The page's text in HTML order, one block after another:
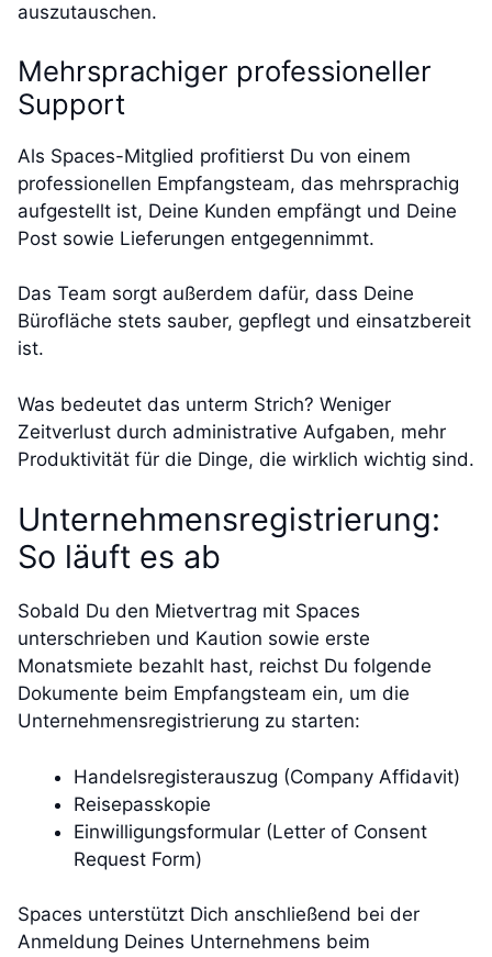
auszutauschen.
Mehrsprachiger professioneller
Support
Als Spaces-Mitglied profitierst Du von einem
professionellen Empfangsteam, das mehrsprachig
aufgestellt ist, Deine Kunden empfängt und Deine
Post sowie Lieferungen entgegennimmt.
Das Team sorgt außerdem dafür, dass Deine
Bürofläche stets sauber, gepflegt und einsatzbereit
ist.
Was bedeutet das unterm Strich? Weniger
Zeitverlust durch administrative Aufgaben, mehr
Produktivität für die Dinge, die wirklich wichtig sind.
Unternehmensregistrierung:
So läuft es ab
Sobald Du den Mietvertrag mit Spaces
unterschrieben und Kaution sowie erste
Monatsmiete bezahlt hast, reichst Du folgende
Dokumente beim Empfangsteam ein, um die
Unternehmensregistrierung zu starten:
Handelsregisterauszug (Company Affidavit)
Reisepasskopie
Einwilligungsformular (Letter of Consent
Request Form)
Spaces unterstützt Dich anschließend bei der
Anmeldung Deines Unternehmens beim